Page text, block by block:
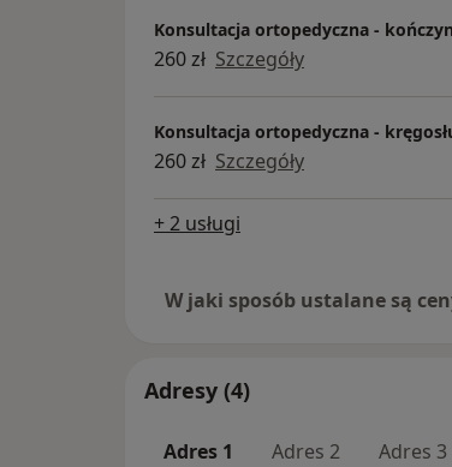
Konsultacja ortopedyczna -
260 zł Szczegóły
Konsultacja ortopedyczna -
260 zł Szczegóły
+ 2 usługi
W jaki sposób ustalane są
Adresy (4)
Adres 1 Adres 2 Adres 3